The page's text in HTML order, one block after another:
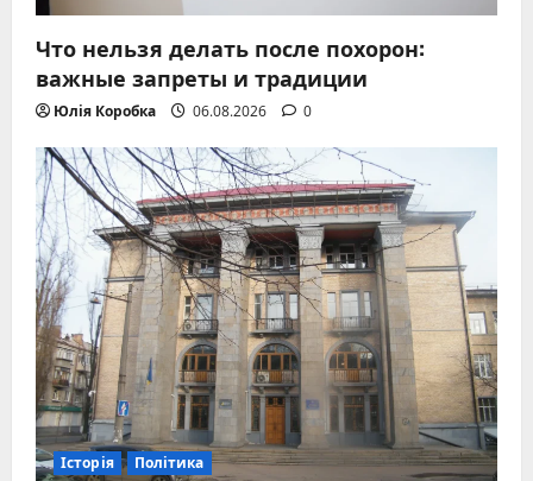
Что нельзя делать после похорон:
важные запреты и традиции
Юлія Коробка 06.08.2026 0
Історія Політика